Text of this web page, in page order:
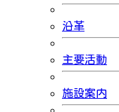
沿革
主要活動
施設案内